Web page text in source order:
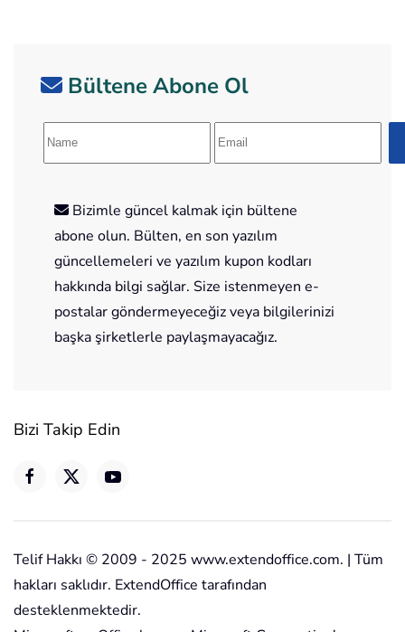
Bültene Abone Ol
Bizimle güncel kalmak için bültene
abone olun. Bülten, en son yazılım
güncellemeleri ve yazılım kupon kodları
hakkında bilgi sağlar. Size istenmeyen e-
postalar göndermeyeceğiz veya bilgilerinizi
başka şirketlerle paylaşmayacağız.
Bizi Takip Edin
Telif Hakkı © 2009 - 2025 www.extendoffice.com. | Tüm
hakları saklıdır. ExtendOffice tarafından
desteklenmektedir.